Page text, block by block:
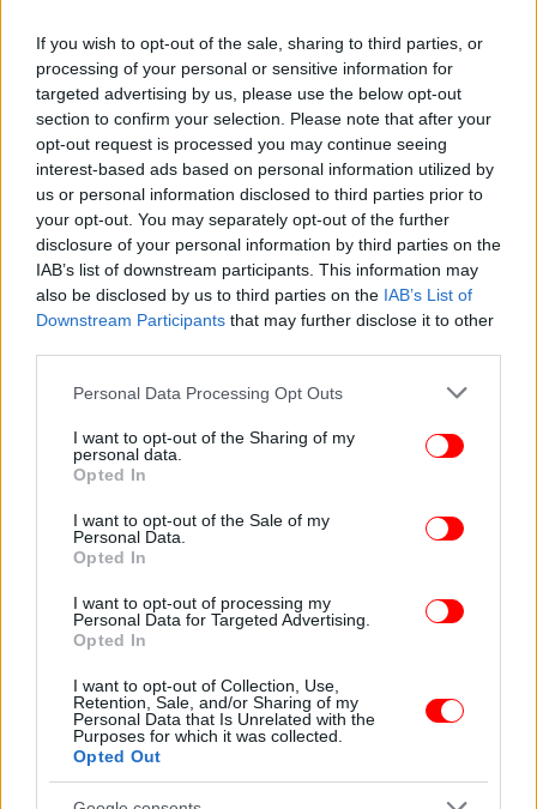
If you wish to opt-out of the sale, sharing to third parties, or
processing of your personal or sensitive information for
targeted advertising by us, please use the below opt-out
section to confirm your selection. Please note that after your
opt-out request is processed you may continue seeing
interest-based ads based on personal information utilized by
us or personal information disclosed to third parties prior to
your opt-out. You may separately opt-out of the further
disclosure of your personal information by third parties on the
IAB’s list of downstream participants. This information may
also be disclosed by us to third parties on the IAB’s List of
Downstream Participants that may further disclose it to other
Please note that this website/app uses one or more Google
not limited to your visit or usage behaviour. You may click to
grant or deny consent to Google and its third-party tags to
use your data for below specified purposes in below Google
consent section.
Personal Data Processing Opt Outs
I want to opt-out of the Sharing of my
personal data.
Opted In
I want to opt-out of the Sale of my
Personal Data.
Opted In
I want to opt-out of processing my
Personal Data for Targeted Advertising.
Opted In
I want to opt-out of Collection, Use,
Retention, Sale, and/or Sharing of my
Personal Data that Is Unrelated with the
Purposes for which it was collected.
Opted Out
ΕΛΛΑΔΑ 27/09/2024 13:55
Οι μικροζυθοποιίες αλλάζουν τη γαστρονομία: Food pairing με
μπύρα -Τι ταιριάζει ιδανικά με Pils, Weiss, Lager, Stout
Το σύνθημα του Grover; «Αντέχεις να αλλάξεις
επίπεδο και να γίνεις ασταμάτητος;». Στο βιβλίο
του που κυκλοφόρησε σε όλο τον κόσμο με τίτλο
Relentless, ο Grover, εξηγεί τον τρόπο με τον οποίο
μπορεί κανείς να γίνει ασταμάτητος και υπόσχεται
ότι η ανάγνωσή του θα οδηγήσει στην κυριαρχία.
του Attack Athletics Gym, ενός γυμναστηρίου που
κόστισε 1.5 εκατ. δολάρια για να χτιστεί το 2007
και έχει έκταση 60 στρεμμάτων! Στο εσωτερικό του
υπάρχει αίθουσα 10.000 τετραγωνικών γεμάτη με
βάρη, τέσσερα γήπεδα διαστάσεων ΝΒΑ και άλλο
ένα χωρητικότητας 1000 θεατών.